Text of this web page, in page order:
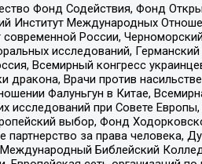
Фонд Содействия, Фонд
Международных
России,
исследований,
Всемирный конгресс
Врачи против
Фалуньгун в Китае,
исследований при Совете
выбор, Фонд
за права человека,
Библейский